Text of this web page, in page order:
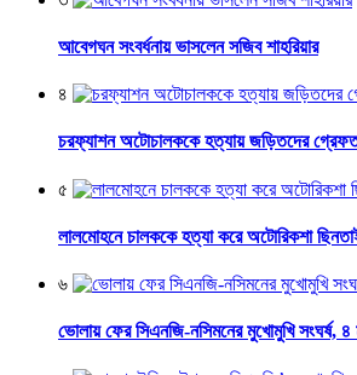
আবেগঘন সংবর্ধনায় ভাসলেন সজিব শাহরিয়ার
৪
চরফ্যাশন অটোচালককে হত্যায় জড়িতদের
৫
লালমোহনে চালককে হত্যা করে অটোরিকশা
৬
ভোলায় ফের সিএনজি-নসিমনের মুখোমুখি সংঘর্ষ, ৪